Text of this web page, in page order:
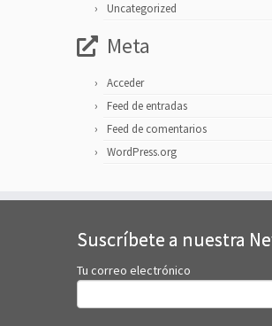
Uncategorized
Meta
Acceder
Feed de entradas
Feed de comentarios
WordPress.org
Suscríbete a nuestra
Tu correo electrónico